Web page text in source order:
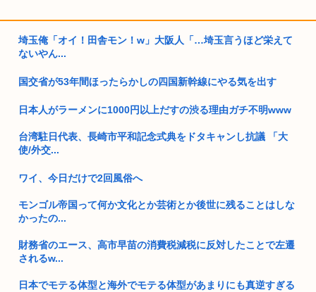
埼玉俺「オイ！田舎モン！w」大阪人「…埼玉言うほど栄えて
ないやん...
国交省が53年間ほったらかしの四国新幹線にやる気を出す
日本人がラーメンに1000円以上だすの渋る理由ガチ不明www
台湾駐日代表、長崎市平和記念式典をドタキャンし抗議 「大
使/外交...
ワイ、今日だけで2回風俗へ
モンゴル帝国って何か文化とか芸術とか後世に残ることはしな
かったの...
財務省のエース、高市早苗の消費税減税に反対したことで左遷
されるw...
日本でモテる体型と海外でモテる体型があまりにも真逆すぎる